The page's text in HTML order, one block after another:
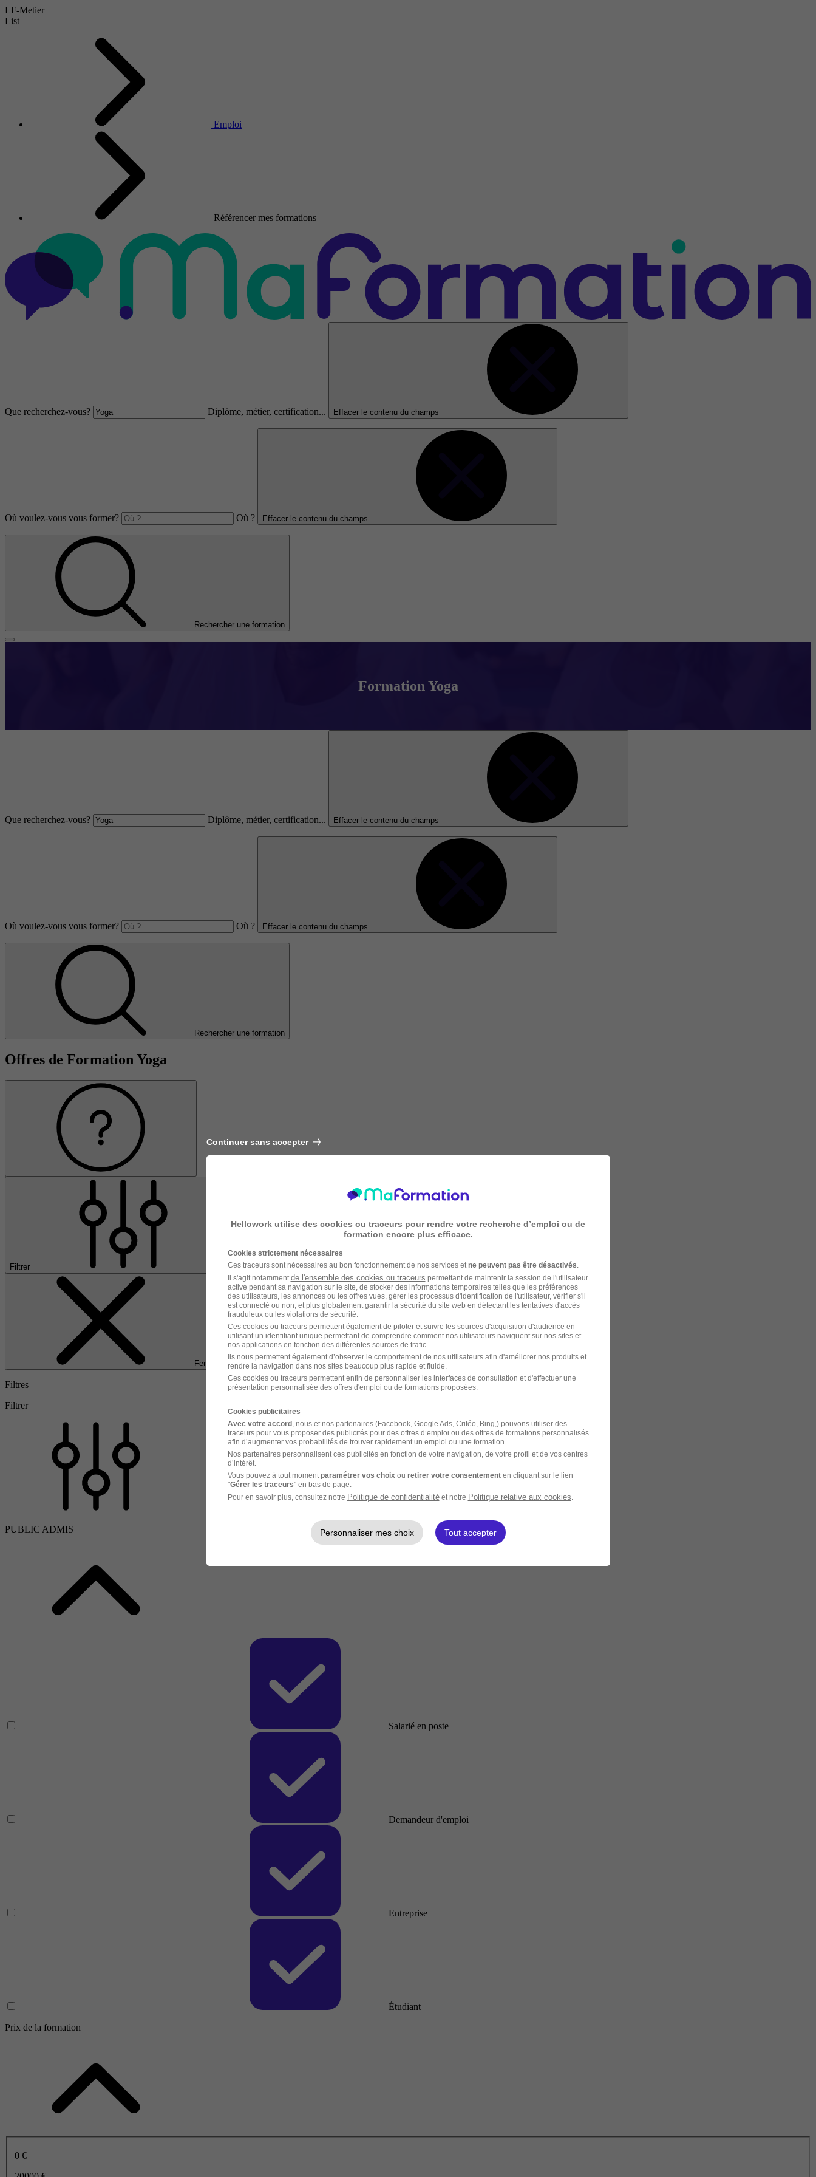
LF-Metier
List
Emploi
Référencer mes formations
Que recherchez-vous? Diplôme, métier, certification... Effacer le contenu du champs
Où voulez-vous vous former? Où ? Effacer le contenu du champs
Rechercher une formation
Formation Yoga
Que recherchez-vous? Diplôme, métier, certification... Effacer le contenu du champs
Où voulez-vous vous former? Où ? Effacer le contenu du champs
Rechercher une formation
Offres de Formation Yoga
Filtrer
Fermer
Filtres
Filtrer
PUBLIC ADMIS
Salarié en poste
Demandeur d'emploi
Entreprise
Étudiant
Prix de la formation
0 €
Continuer sans accepter
Hellowork utilise des cookies ou traceurs pour rendre votre recherche d’emploi ou de
formation encore plus efficace.
Cookies strictement nécessaires
Ces traceurs sont nécessaires au bon fonctionnement de nos services et ne peuvent pas être désactivés
Il s'agit notamment de l'ensemble des cookies ou traceurs permettant de maintenir la session de l'utilisateur
active pendant sa navigation sur le site, de stocker des informations temporaires telles que les préférences
des utilisateurs, les annonces ou les offres vues, gérer les processus d'identification de l'utilisateur, vérifier s'il
est connecté ou non, et plus globalement garantir la sécurité du site web en détectant les tentatives d'accès
frauduleux ou les violations de sécurité.
Ces cookies ou traceurs permettent également de piloter et suivre les sources d'acquisition d'audience en
utilisant un identifiant unique permettant de comprendre comment nos utilisateurs naviguent sur nos sites et
nos applications en fonction des différentes sources de trafic.
Ils nous permettent également d’observer le comportement de nos utilisateurs afin d'améliorer nos produits et
rendre la navigation dans nos sites beaucoup plus rapide et fluide.
Ces cookies ou traceurs permettent enfin de personnaliser les interfaces de consultation et d'effectuer une
présentation personnalisée des offres d'emploi ou de formations proposées.
Cookies publicitaires
Avec votre accord, nous et nos partenaires (Facebook, Google Ads, Critéo, Bing,) pouvons utiliser des
traceurs pour vous proposer des publicités pour des offres d’emploi ou des offres de formations personnalisés
afin d’augmenter vos probabilités de trouver rapidement un emploi ou une formation.
Nos partenaires personnalisent ces publicités en fonction de votre navigation, de votre profil et de vos centres
d’intérêt.
Vous pouvez à tout moment paramétrer vos choix ou retirer votre consentementen cliquant sur le lien
"Gérer les traceurs" en bas de page.
Pour en savoir plus, consultez notre Politique de confidentialitéet notre Politique relative aux cookies
Personnaliser mes choix Tout accepter